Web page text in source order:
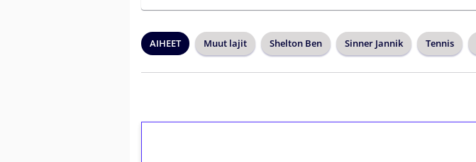
AIHEET Muut lajit Shelton Ben Sinner Jannik Tennis